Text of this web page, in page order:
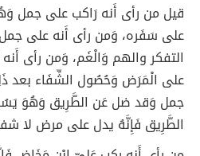
قيل من رأى أَنه رَاكب على جمل
على سَفَره، وَمن رأى أَنه على
التفكر والهم وَالْغَم، وَمن رأى
على الْمَرَض وَحُصُول الشِّفَاء بعد
جمل وَقد ضل عَن الطَّرِيق وَهُوَ
الطَّرِيق فَإِنَّهُ يدل على مرض لا